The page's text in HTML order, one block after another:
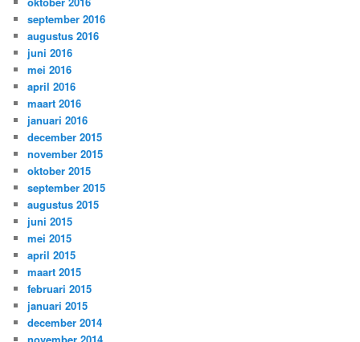
september 2016
augustus 2016
juni 2016
mei 2016
april 2016
maart 2016
januari 2016
december 2015
november 2015
oktober 2015
september 2015
augustus 2015
juni 2015
mei 2015
april 2015
maart 2015
februari 2015
januari 2015
december 2014
november 2014